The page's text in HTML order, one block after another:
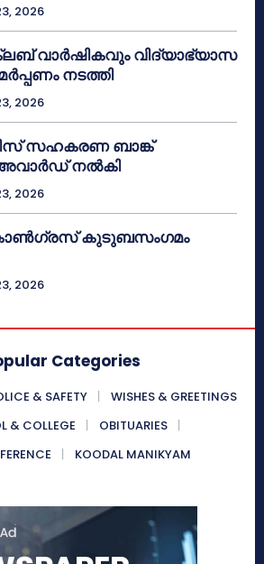
2026
വാർഷികവും വിദ്യാഭ്യാസ
നടത്തി
2026
സഹകരണ ബാങ്ക്
നൽകി
2026
കുടുബസംഗമം
2026
Categories
& SAFETY
WISHES & GREETINGS
& COLLEGE
OBITUARIES
KOODAL MANIKYAM